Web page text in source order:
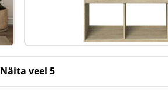
Näita veel 5